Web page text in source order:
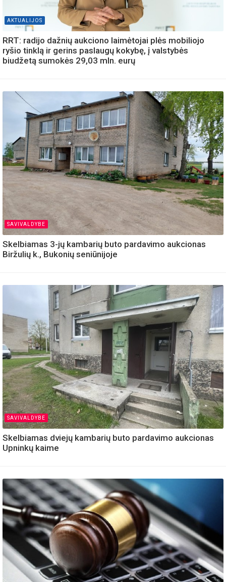
AKTUALIJOS
RRT: radijo dažnių aukciono laimėtojai plės mobiliojo
ryšio tinklą ir gerins paslaugų kokybę, į valstybės
biudžetą sumokės 29,03 mln. eurų
SAVIVALDYBE
Skelbiamas 3-jų kambarių buto pardavimo aukcionas
Biržulių k., Bukonių seniūnijoje
SAVIVALDYBE
Skelbiamas dviejų kambarių buto pardavimo aukcionas
Upninkų kaime